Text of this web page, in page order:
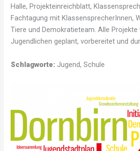
Halle, Projekteinreichblatt,
Fachtagung mit KlassensprecherInnen,
Tiere und Demokratieteam. Alle
Jugendlichen geplant, vorbereitet und
Schlagworte: Jugend, Schule